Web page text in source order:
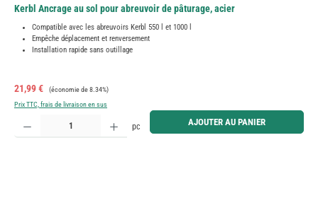
Kerbl Ancrage au sol pour abreuvoir de pâturage, acier
Compatible avec les abreuvoirs Kerbl 550 l et 1000 l
Empêche déplacement et renversement
Installation rapide sans outillage
Prix de vente :
21,99 € Prix régulier :
(économie de 8.34%)
Prix TTC, frais de livraison en sus
Quantité de produit : Entrez la quantité souhaitée ou utilisez les boutons pour augmenter ou
pc AJOUTER AU PANIER